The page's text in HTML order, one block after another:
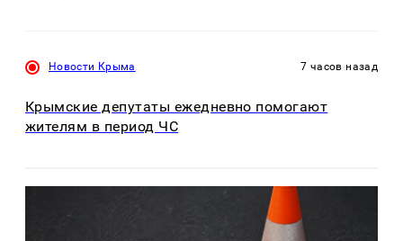
Новости Крыма 7 часов назад
Крымские депутаты ежедневно помогают
жителям в период ЧС